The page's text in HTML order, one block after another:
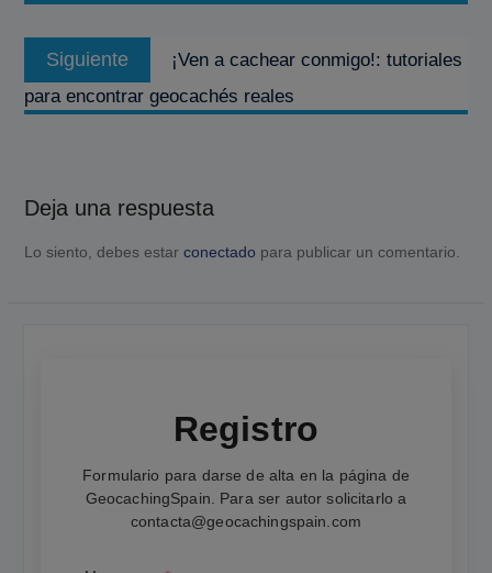
Siguiente
siguiente:
¡Ven a cachear conmigo!: tutoriales
para encontrar geocachés reales
Deja una respuesta
Lo siento, debes estar conectado para publicar un comentario.
Registro
Formulario para darse de alta en la página de
GeocachingSpain. Para ser autor solicitarlo a
contacta@geocachingspain.com